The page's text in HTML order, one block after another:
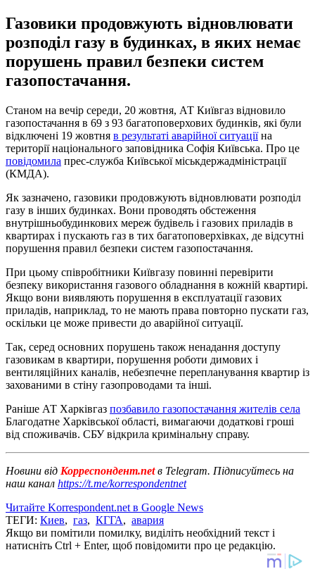
Газовики продовжують відновлювати
розподіл газу в будинках, в яких немає
порушень правил безпеки систем
газопостачання.
Станом на вечір середи, 20 жовтня, АТ Київгаз відновило
газопостачання в 69 з 93 багатоповерхових будинків, які були
відключені 19 жовтня в результаті аварійної ситуаціїна
території національного заповідника Софія Київська. Про це
повідомила прес-служба Київської міськдержадміністрації
(КМДА).
Як зазначено, газовики продовжують відновлювати розподіл
газу в інших будинках. Вони проводять обстеження
внутрішньобудинкових мереж будівель і газових приладів в
квартирах і пускають газ в тих багатоповерхівках, де відсутні
порушення правил безпеки систем газопостачання.
При цьому співробітники Київгазу повинні перевірити
безпеку використання газового обладнання в кожній квартирі.
Якщо вони виявляють порушення в експлуатації газових
приладів, наприклад, то не мають права повторно пускати газ,
оскільки це може привести до аварійної ситуації.
Так, серед основних порушень також ненадання доступу
газовикам в квартири, порушення роботи димових і
вентиляційних каналів, небезпечне перепланування квартир із
захованими в стіну газопроводами та інші.
Раніше АТ Харківгаз позбавило газопостачання жителів села
Благодатне Харківської області, вимагаючи додаткові гроші
від споживачів. СБУ відкрила кримінальну справу.
Новини від Корреспондент.netв Telegram. Підписуйтесь на
наш канал https://t.me/korrespondentnet
Читайте Korrespondent.net в Google News
ТЕГИ: Киев, газ, КГГА, авария
Якщо ви помітили помилку, виділіть необхідний текст і
натисніть Ctrl + Enter, щоб повідомити про це редакцію.